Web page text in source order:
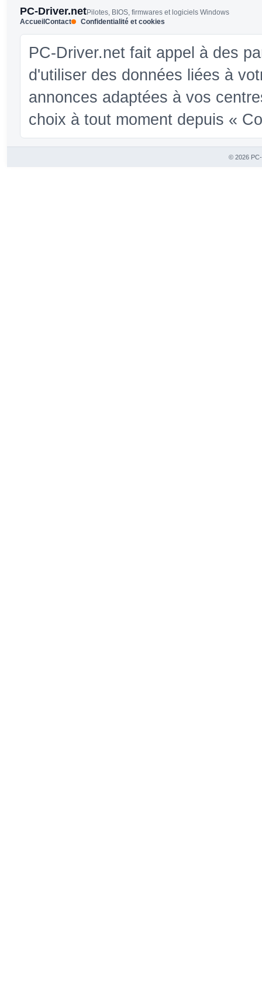
PC-Driver.netPilotes, BIOS, firmwares et logiciels Windows
AccueilContact Confidentialité et cookies
PC-Driver.net fait appel à des
d'utiliser des données liées à
annonces adaptées à vos
choix à tout moment depuis «
© 2026